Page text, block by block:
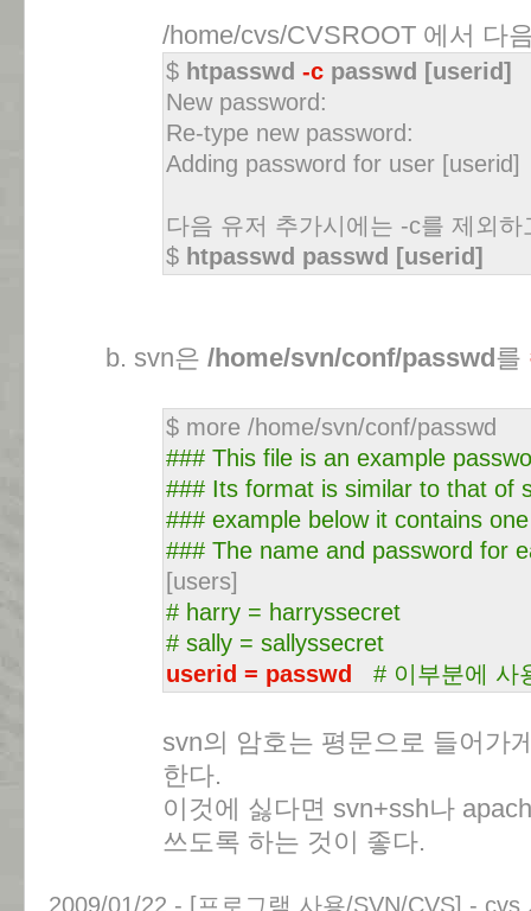
/home/cvs/CVSROOT 에서 다
$ htpasswd -c passwd [userid]
New password:
Re-type new password:
Adding password for user [userid]
다음 유저 추가시에는 -c를 제외하
$ htpasswd passwd [userid]
b. svn은 /home/svn/conf/passwd를
$ more /home/svn/conf/passwd
### This file is an example
### Its format is similar to that of
### example below it contains
### The name and password for
[users]
# harry = harryssecret
# sally = sallyssecret
userid = passwd
# 이부분에 사
svn의 암호는 평문으로 들어가
한다.
이것에 싫다면 svn+ssh나
쓰도록 하는 것이 좋다.
2009/01/22 - [프로그램 사용/SVN/CVS] - cvs